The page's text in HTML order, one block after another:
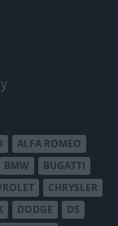
ALFA ROMEO
BMW
BUGATTI
CHRYSLER
DODGE
DS